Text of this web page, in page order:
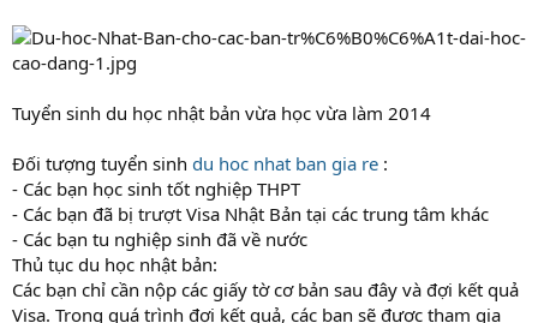
Tuyển sinh du học nhật bản vừa học vừa làm 2014
Đối tượng tuyển sinh du hoc nhat ban gia re :
- Các bạn học sinh tốt nghiệp THPT
- Các bạn đã bị trượt Visa Nhật Bản tại các trung tâm khác
- Các bạn tu nghiệp sinh đã về nước
Thủ tục du học nhật bản:
Các bạn chỉ cần nộp các giấy tờ cơ bản sau đây và đợi kết quả
Visa. Trong quá trình đợi kết quả, các bạn sẽ được tham gia